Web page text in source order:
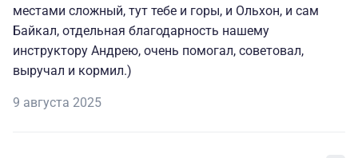
местами сложный, тут тебе и горы, и Ольхон, и сам
Байкал, отдельная благодарность нашему
инструктору Андрею, очень помогал, советовал,
выручал и кормил.)
9 августа 2025